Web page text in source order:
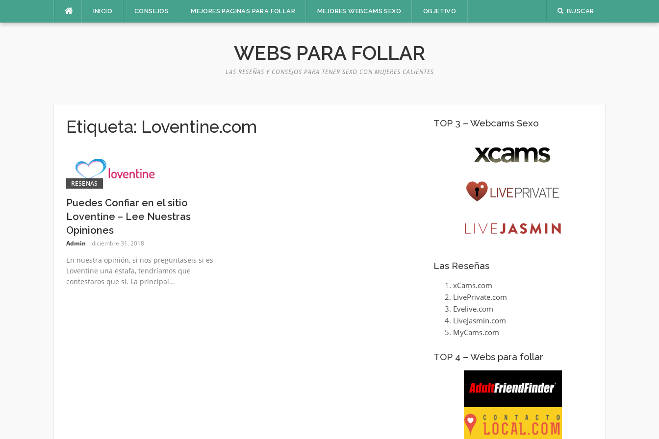
INICIO CONSEJOS MEJORES PAGINAS PARA FOLLAR MEJORES WEBCAMS SEXO OBJETIVO BUSCAR
WEBS PARA FOLLAR
LAS RESEÑAS Y CONSEJOS PARA TENER SEXO CON MUJERES CALIENTES
Etiqueta: Loventine.com
RESENAS
Puedes Confiar en el sitio
Loventine – Lee Nuestras
Opiniones
Admin diciembre 31, 2018
En nuestra opinión, si nos preguntaseis si es
Loventine una estafa, tendríamos que
contestaros que sí. La principal...
TOP 3 – Webcams Sexo
Las Reseñas
xCams.com
LivePrivate.com
Evelive.com
LiveJasmin.com
MyCams.com
TOP 4 – Webs para follar